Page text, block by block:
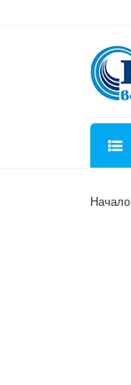
Начало